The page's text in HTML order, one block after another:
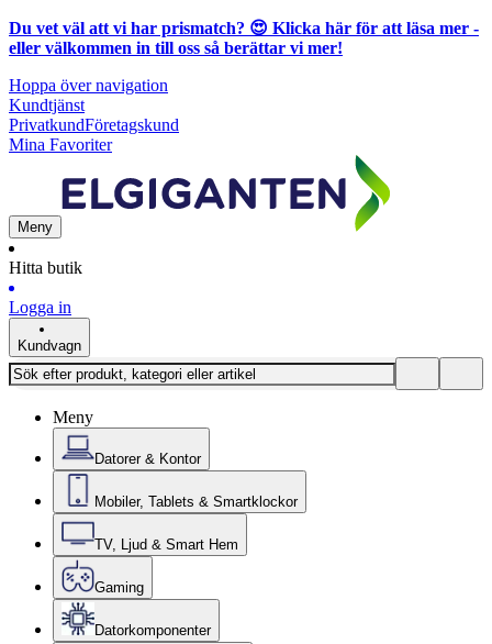
Du vet väl att vi har prismatch? 😍 Klicka här för att läsa mer -
eller välkommen in till oss så berättar vi mer!
Hoppa över navigation
Kundtjänst
PrivatkundFöretagskund
Mina Favoriter
Meny
Hitta butik
Logga in
Kundvagn
Meny
Datorer & Kontor
Mobiler, Tablets & Smartklockor
TV, Ljud & Smart Hem
Gaming
Datorkomponenter